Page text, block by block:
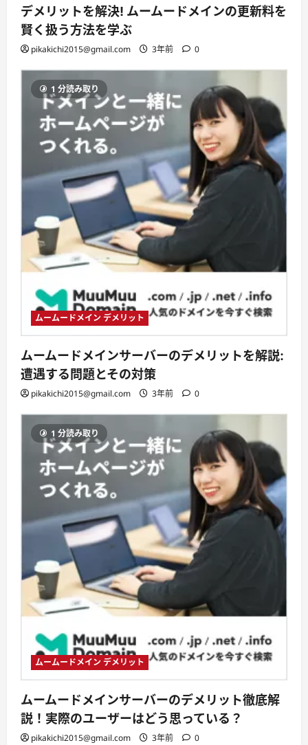
デメリットを解決! ムームードメインの更新料を
賢く扱う方法を学ぶ
pikakichi2015@gmail.com 3年前 0
1 分読み取り
ムームードメイン デメリット
ムームードメインサーバーのデメリットを解説:
遭遇する問題とその対策
pikakichi2015@gmail.com 3年前 0
1 分読み取り
ムームードメイン デメリット
ムームードメインサーバーのデメリット徹底解
説！実際のユーザーはどう思っている？
pikakichi2015@gmail.com 3年前 0